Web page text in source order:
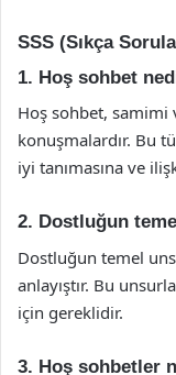
SSS (Sıkça
1. Hoş sohbet
Hoş sohbet, samimi
konuşmalardır. Bu
iyi tanımasına ve
2. Dostluğun
Dostluğun temel
anlayıştır. Bu
için gereklidir.
3. Hoş sohbetler